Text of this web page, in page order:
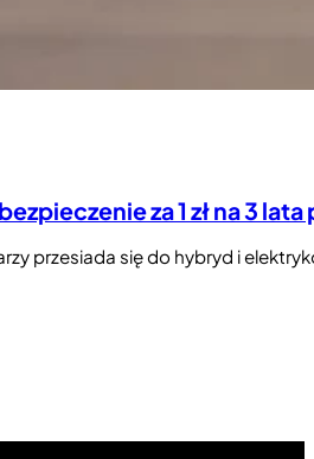
za 1 zł na 3
przesiada się do hybryd i